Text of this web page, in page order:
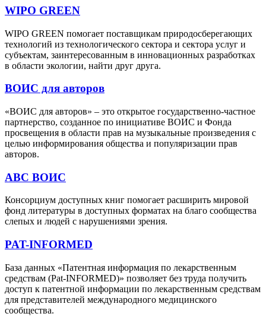
WIPO GREEN
WIPO GREEN помогает поставщикам природосберегающих
технологий из технологического сектора и сектора услуг и
субъектам, заинтересованным в инновационных разработках
в области экологии, найти друг друга.
ВОИС для авторов
«ВОИС для авторов» – это открытое государственно-частное
партнерство, созданное по инициативе ВОИС и Фонда
просвещения в области прав на музыкальные произведения с
целью информирования общества и популяризации прав
авторов.
ABС ВОИС
Консорциум доступных книг помогает расширить мировой
фонд литературы в доступных форматах на благо сообщества
слепых и людей с нарушениями зрения.
PAT-INFORMED
База данных «Патентная информация по лекарственным
средствам (Pat-INFORMED)» позволяет без труда получить
доступ к патентной информации по лекарственным средствам
для представителей международного медицинского
сообщества.